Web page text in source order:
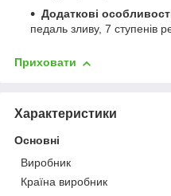
Додаткові
педаль зливу, 7 ступенів
Приховати
Характеристики
Основні
Виробник
Країна виробник